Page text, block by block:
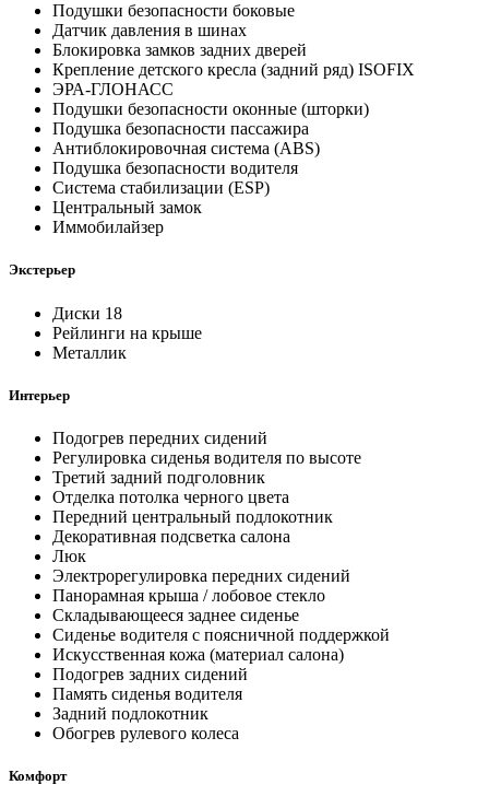
Подушки безопасности боковые
Датчик давления в шинах
Блокировка замков задних дверей
Крепление детского кресла (задний ряд) ISOFIX
ЭРА-ГЛОНАСС
Подушки безопасности оконные (шторки)
Подушка безопасности пассажира
Антиблокировочная система (ABS)
Подушка безопасности водителя
Система стабилизации (ESP)
Центральный замок
Иммобилайзер
Экстерьер
Диски 18
Рейлинги на крыше
Металлик
Интерьер
Подогрев передних сидений
Регулировка сиденья водителя по высоте
Третий задний подголовник
Отделка потолка черного цвета
Передний центральный подлокотник
Декоративная подсветка салона
Люк
Электрорегулировка передних сидений
Панорамная крыша / лобовое стекло
Складывающееся заднее сиденье
Сиденье водителя с поясничной поддержкой
Искусственная кожа (материал салона)
Подогрев задних сидений
Память сиденья водителя
Задний подлокотник
Обогрев рулевого колеса
Комфорт